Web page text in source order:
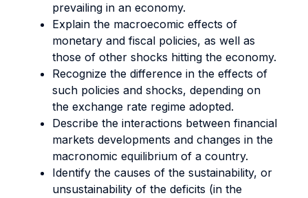
prevailing in an economy.
Explain the macroecomic effects of
monetary and fiscal policies, as well as
those of other shocks hitting the economy.
Recognize the difference in the effects of
such policies and shocks, depending on
the exchange rate regime adopted.
Describe the interactions between financial
markets developments and changes in the
macronomic equilibrium of a country.
Identify the causes of the sustainability, or
unsustainability of the deficits (in the